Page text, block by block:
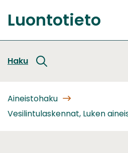
sisältöön
Etusivu
Luontotieto
Haku
Aineistohaku
Vesilintulaskennat, Luken